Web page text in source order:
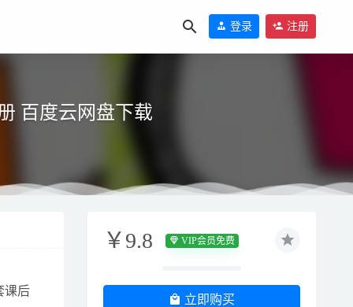
登录 注册
百度云网盘下载
课后
￥9.8 VIP会员免费
立即购买
10-28